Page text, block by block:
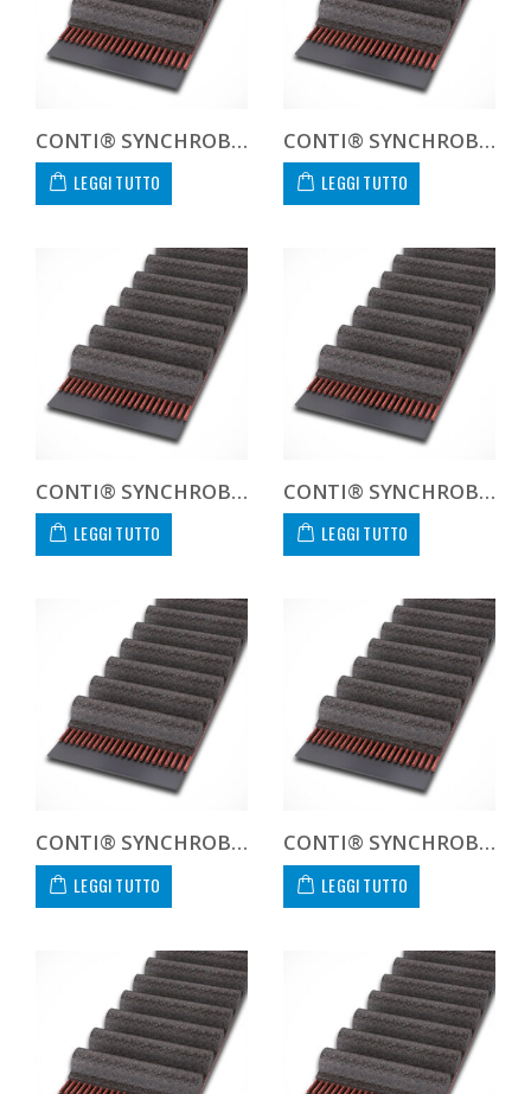
CONTI® SYNCHROBELT 1250H-400 CUSTOM
LEGGI TUTTO
CONTI® SYNCHROBELT 1260XH400
LEGGI TUTTO
CONTI® SYNCHROBELT 128XL-400 CUSTOM
LEGGI TUTTO
CONTI® SYNCHROBELT 135L-400 CUSTOM
LEGGI TUTTO
CONTI® SYNCHROBELT 1400H-400 CUSTOM
LEGGI TUTTO
CONTI® SYNCHROBELT 1400XH400
LEGGI TUTTO